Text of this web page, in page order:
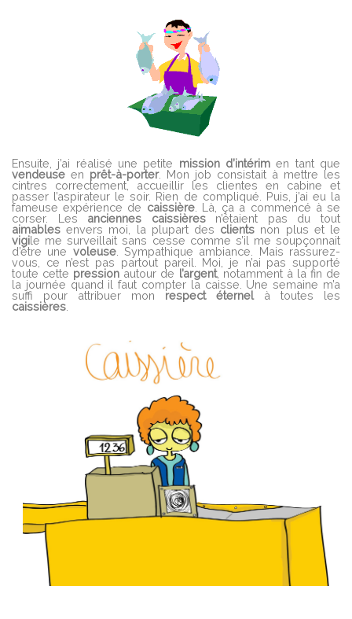
Ensuite, j’ai réalisé une petite mission d’intérim en tant que
vendeuse en prêt-à-porter. Mon job consistait à mettre les
cintres correctement, accueillir les clientes en cabine et
passer l’aspirateur le soir. Rien de compliqué. Puis, j’ai eu la
fameuse expérience de caissière. Là, ça a commencé à se
corser. Les anciennes caissièresn’étaient pas du tout
aimables envers moi, la plupart des clients non plus et le
vigile me surveillait sans cesse comme s’il me soupçonnait
d’être une voleuse. Sympathique ambiance. Mais rassurez-
vous, ce n’est pas partout pareil. Moi, je n’ai pas supporté
toute cette pressionautour de l’argent, notamment à la fin de
la journée quand il faut compter la caisse. Une semaine m’a
suffi pour attribuer mon respect éternelà toutes les
caissières